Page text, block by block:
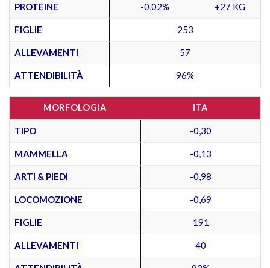
PROTEINE -0,02% +27 KG
FIGLIE 253
ALLEVAMENTI 57
ATTENDIBILITÀ 96%
MORFOLOGIA ITA
TIPO -0,30
MAMMELLA -0,13
ARTI & PIEDI -0,98
LOCOMOZIONE -0,69
FIGLIE 191
ALLEVAMENTI 40